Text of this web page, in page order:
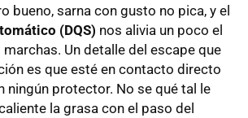
bueno, sarna con gusto no pica, y el
(DQS) nos alivia un poco el
Un detalle del escape que
es que esté en contacto directo
ningún protector. No se qué tal le
la grasa con el paso del